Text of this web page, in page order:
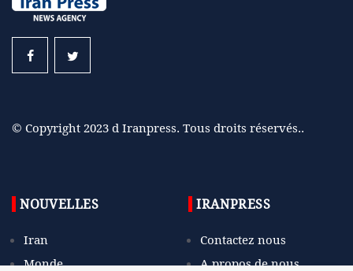
© Copyright 2023 d Iranpress. Tous droits réservés..
NOUVELLES
Iran
Monde
IRANPRESS
Contactez nous
A propos de nous